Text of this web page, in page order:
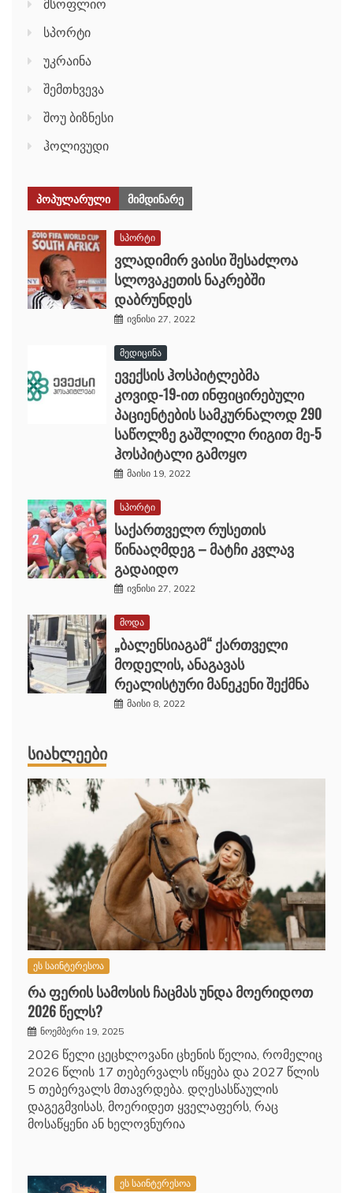
მსოფლიო
სპორტი
უკრაინა
შემთხვევა
შოუ ბიზნესი
ჰოლივუდი
ᲞᲝᲞᲣᲚᲐᲠᲣᲚᲘ ᲛᲘᲛᲓᲘᲜᲐᲠᲔ
სპორტი
ვლადიმირ ვაისი შესაძლოა
სლოვაკეთის ნაკრებში
დაბრუნდეს
ივნისი 27, 2022
მედიცინა
ევექსის ჰოსპიტლებმა
კოვიდ-19-ით ინფიცირებული
პაციენტების სამკურნალოდ 290
საწოლზე გაშლილი რიგით მე-5
ჰოსპიტალი გამოყო
მაისი 19, 2022
სპორტი
საქართველო რუსეთის
წინააღმდეგ – მატჩი კვლავ
გადაიდო
ივნისი 27, 2022
მოდა
„ბალენსიაგამ“ ქართველი
მოდელის, ანაგავას
რეალისტური მანეკენი შექმნა
მაისი 8, 2022
ᲡᲘᲐᲮᲚᲔᲔᲑᲘ
ეს საინტერესოა
რა ფერის სამოსის ჩაცმას უნდა მოერიდოთ
2026 წელს?
ნოემბერი 19, 2025
2026 წელი ცეცხლოვანი ცხენის წელია, რომელიც
2026 წლის 17 თებერვალს იწყება და 2027 წლის
5 თებერვალს მთავრდება. დღესასწაულის
დაგეგმვისას, მოერიდეთ ყველაფერს, რაც
მოსაწყენი ან ხელოვნურია
ეს საინტერესოა